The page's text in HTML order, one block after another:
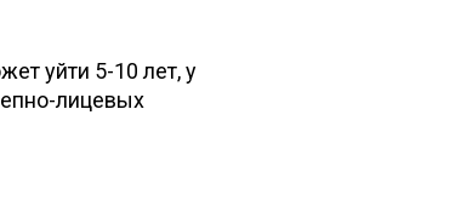
уйти 5-10 лет, у
лицевых